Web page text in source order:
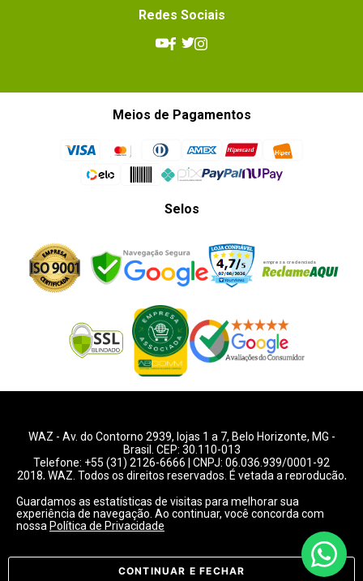
Redes Sociais
Meios de Pagamentos
Selos
WAZ - Av. do Contorno 2939, lojas 1 a 7, Belo Horizonte, MG -
Brasil. CEP: 30.110-013
Telefone: +55 (31) 2126-6666 | CNPJ: 06.036.939/0001-92
2018, WAZ. Todos os direitos reservados. É vetada a reprodução,
Preços e condições de pagamentos válidos exclusivamente
para compras pelo website.
Guardamos as estatísticas de visitas para melhorar sua
experiência de navegação. Ao continuar, você concorda com
nossa Política de Privacidade
CONTINUAR E FECHAR